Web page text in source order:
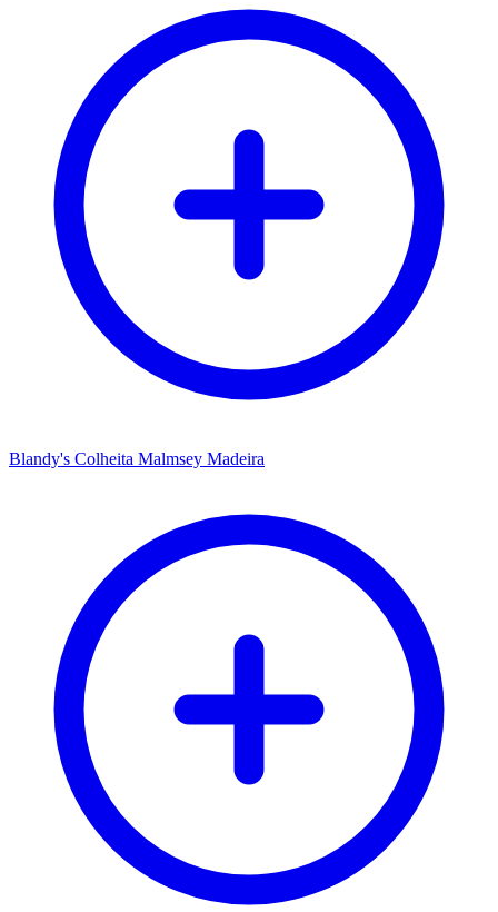
Blandy's Colheita Malmsey Madeira